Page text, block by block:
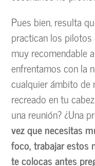
Pues bien, resulta
practican los
muy recomendable
enfrentamos con la
cualquier ámbito de
recreado en tu
una reunión? ¿Una
vez que necesitas
foco, trabajar estos
te colocas antes